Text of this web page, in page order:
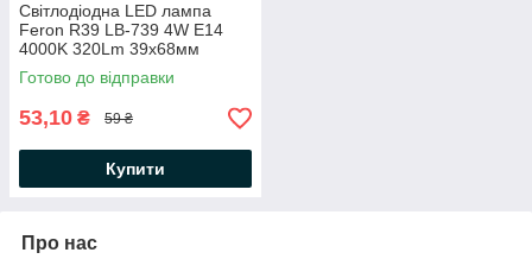
Світлодіодна LED лампа
Feron R39 LB-739 4W Е14
4000K 320Lm 39х68мм
нейтральне біле світло
Готово до відправки
53,10 ₴ 59 ₴
Купити
Про нас